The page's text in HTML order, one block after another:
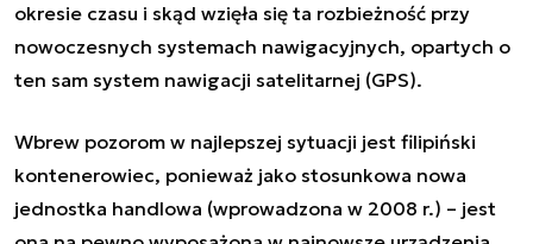
okresie czasu i skąd wzięła się ta rozbieżność przy
nowoczesnych systemach nawigacyjnych, opartych o
ten sam system nawigacji satelitarnej (GPS).
Wbrew pozorom w najlepszej sytuacji jest filipiński
kontenerowiec, ponieważ jako stosunkowa nowa
jednostka handlowa (wprowadzona w 2008 r.) – jest